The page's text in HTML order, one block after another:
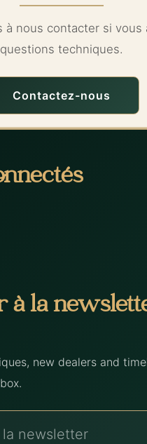
à nous contacter si vous
questions techniques.
Contactez-nous
à la
new dealers and